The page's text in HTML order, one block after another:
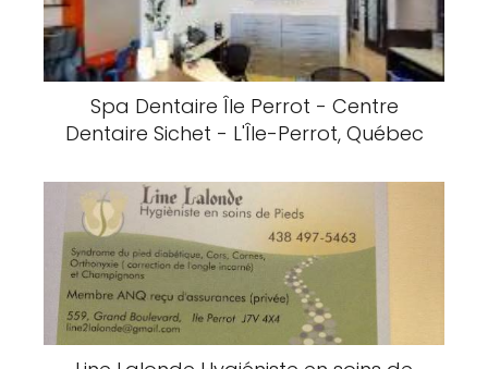
Spa Dentaire Île Perrot - Centre
Dentaire Sichet - L'Île-Perrot, Québec